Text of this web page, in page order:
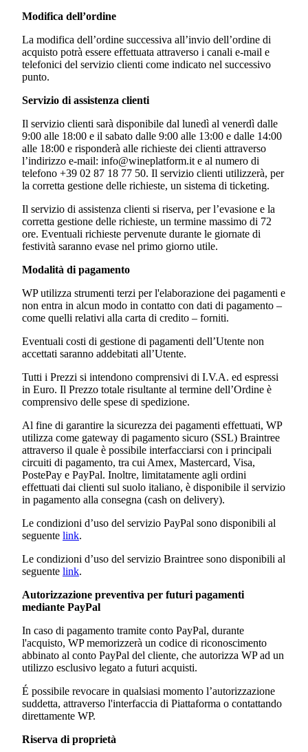
Modifica dell’ordine
La modifica dell’ordine successiva all’invio dell’ordine di
acquisto potrà essere effettuata attraverso i canali e-mail e
telefonici del servizio clienti come indicato nel successivo
punto.
Servizio di assistenza clienti
Il servizio clienti sarà disponibile dal lunedì al venerdì dalle
9:00 alle 18:00 e il sabato dalle 9:00 alle 13:00 e dalle 14:00
alle 18:00 e risponderà alle richieste dei clienti attraverso
l’indirizzo e-mail: info@wineplatform.it e al numero di
telefono +39 02 87 18 77 50. Il servizio clienti utilizzerà, per
la corretta gestione delle richieste, un sistema di ticketing.
Il servizio di assistenza clienti si riserva, per l’evasione e la
corretta gestione delle richieste, un termine massimo di 72
ore. Eventuali richieste pervenute durante le giornate di
festività saranno evase nel primo giorno utile.
Modalità di pagamento
WP utilizza strumenti terzi per l'elaborazione dei pagamenti e
non entra in alcun modo in contatto con dati di pagamento –
come quelli relativi alla carta di credito – forniti.
Eventuali costi di gestione di pagamenti dell’Utente non
accettati saranno addebitati all’Utente.
Tutti i Prezzi si intendono comprensivi di I.V.A. ed espressi
in Euro. Il Prezzo totale risultante al termine dell’Ordine è
comprensivo delle spese di spedizione.
Al fine di garantire la sicurezza dei pagamenti effettuati, WP
utilizza come gateway di pagamento sicuro (SSL) Braintree
attraverso il quale è possibile interfacciarsi con i principali
circuiti di pagamento, tra cui Amex, Mastercard, Visa,
PostePay e PayPal. Inoltre, limitatamente agli ordini
effettuati dai clienti sul suolo italiano, è disponibile il servizio
in pagamento alla consegna (cash on delivery).
Le condizioni d’uso del servizio PayPal sono disponibili al
seguente link.
Le condizioni d’uso del servizio Braintree sono disponibili al
seguente link.
Autorizzazione preventiva per futuri pagamenti
mediante PayPal
In caso di pagamento tramite conto PayPal, durante
l'acquisto, WP memorizzerà un codice di riconoscimento
abbinato al conto PayPal del cliente, che autorizza WP ad un
utilizzo esclusivo legato a futuri acquisti.
É possibile revocare in qualsiasi momento l’autorizzazione
suddetta, attraverso l'interfaccia di Piattaforma o contattando
direttamente WP.
Riserva di proprietà